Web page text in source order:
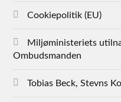
Cookiepolitik (EU)
Miljøministeriets
Ombudsmanden
Tobias Beck, Stevns